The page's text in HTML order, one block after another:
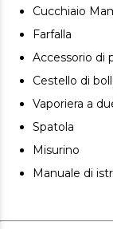
risultati
cucinare in
raffreddi.
godere di più
Cucina con
veloce.
Coperchio
Cucchiaio
Farfalla
Accessorio di
Cestello di
Vaporiera a
Spatola
Misurino
Manuale di